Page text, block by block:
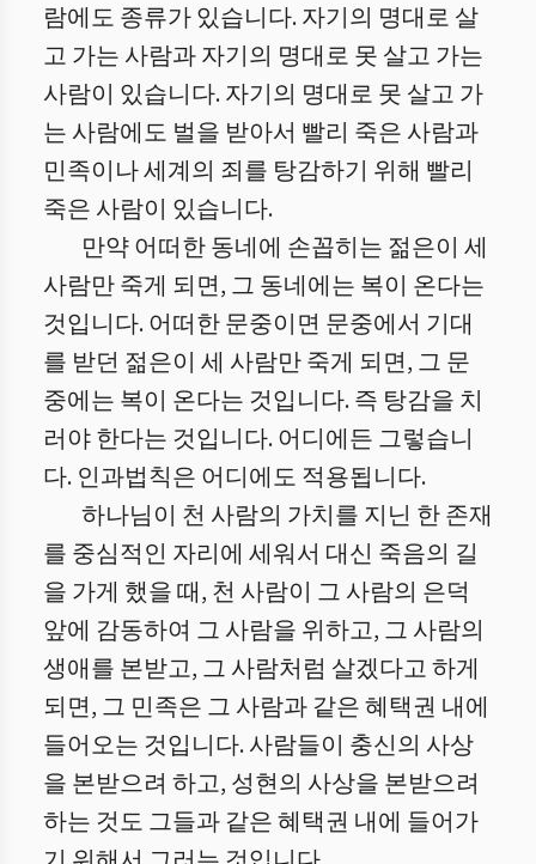
람에도 종류가 있습니다. 자기의 명대로 살
고 가는 사람과 자기의 명대로 못 살고 가는
사람이 있습니다. 자기의 명대로 못 살고 가
는 사람에도 벌을 받아서 빨리 죽은 사람과
민족이나 세계의 죄를 탕감하기 위해 빨리
죽은 사람이 있습니다.
만약 어떠한 동네에 손꼽히는 젊은이 세
사람만 죽게 되면, 그 동네에는 복이 온다는
것입니다. 어떠한 문중이면 문중에서 기대
를 받던 젊은이 세 사람만 죽게 되면, 그 문
중에는 복이 온다는 것입니다. 즉 탕감을 치
러야 한다는 것입니다. 어디에든 그렇습니
다. 인과법칙은 어디에도 적용됩니다.
하나님이 천 사람의 가치를 지닌 한 존재
를 중심적인 자리에 세워서 대신 죽음의 길
을 가게 했을 때, 천 사람이 그 사람의 은덕
앞에 감동하여 그 사람을 위하고, 그 사람의
생애를 본받고, 그 사람처럼 살겠다고 하게
되면, 그 민족은 그 사람과 같은 혜택권 내에
들어오는 것입니다. 사람들이 충신의 사상
을 본받으려 하고, 성현의 사상을 본받으려
하는 것도 그들과 같은 혜택권 내에 들어가